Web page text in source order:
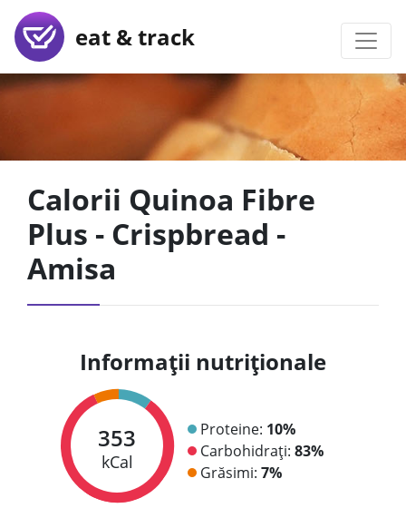
eat & track
Calorii Quinoa Fibre
Plus - Crispbread -
Amisa
Informații nutriționale
353
kCal
Proteine: 10%
Carbohidrați: 83%
Grăsimi: 7%